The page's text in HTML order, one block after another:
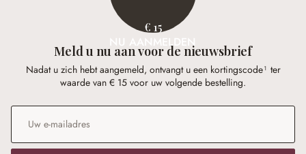
€ 15
NU AANMELDEN
Meld u nu aan voor de nieuwsbrief
Nadat u zich hebt aangemeld, ontvangt u een kortingscode¹ ter
waarde van € 15 voor uw volgende bestelling.
E-mailadres